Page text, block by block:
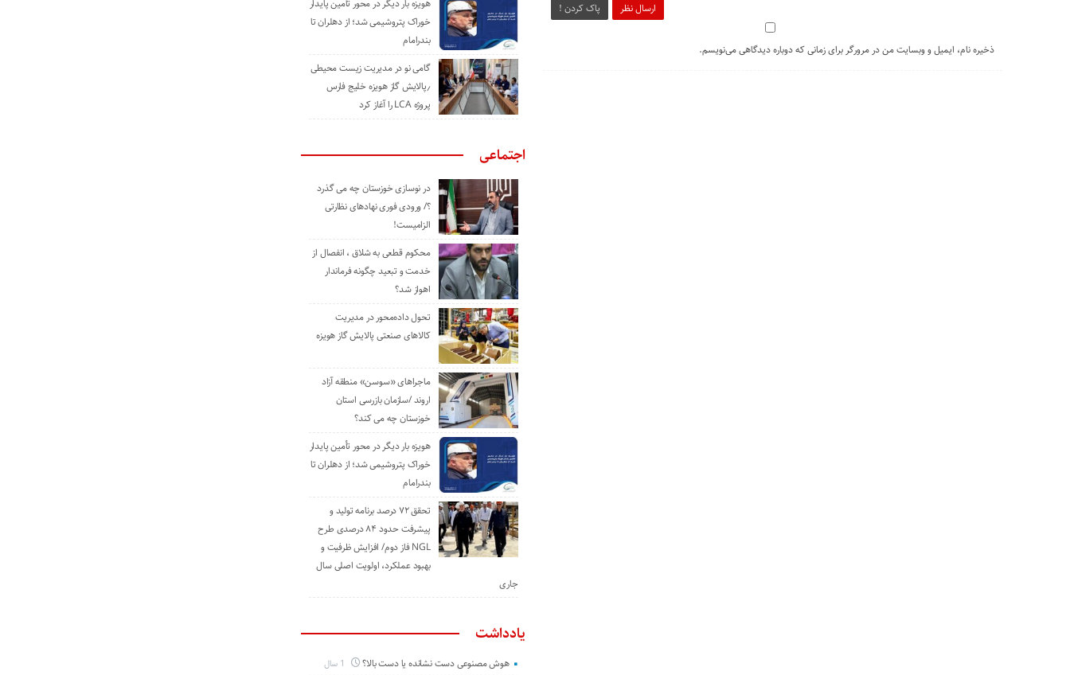
ارسال نظر پاک کردن !
ذخیره نام، ایمیل و وبسایت من در مرورگر برای زمانی که دوباره دیدگاهی می‌نویسم.
هویزه بار دیگر در محور تأمین پایدار
خوراک پتروشیمی شد؛ از دهلران تا
بندرامام
گامی نو در مدیریت زیست ‌محیطی
٫پالایش گاز هویزه خلیج ‌فارس
پروژه LCA را آغاز کرد
اجتماعی
در نوسازی خوزستان چه می گذرد
؟/ ورودی فوری نهادهای نظارتی
الزامیست!
محکوم قطعی به شلاق ، انفصال از
خدمت و تبعید چگونه فرماندار
اهواز شد؟
تحول داده‌محور در مدیریت
کالاهای صنعتی پالایش گاز هویزه
ماجراهای «سوسن» منطقه آزاد
اروند /سازمان بازرسی استان
خوزستان چه می کند؟
هویزه بار دیگر در محور تأمین پایدار
خوراک پتروشیمی شد؛ از دهلران تا
بندرامام
تحقق ۷۲ درصد برنامه تولید و
پیشرفت حدود ۸۴ درصدی طرح
NGL فاز دوم/ افزایش ظرفیت و
بهبود عملکرد، اولویت اصلی سال
جاری
یادداشت
هوش مصنوعی دست نشانده یا دست بالا؟